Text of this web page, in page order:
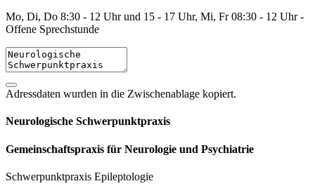
Mo, Di, Do 8:30 - 12 Uhr und 15 - 17 Uhr, Mi, Fr 08:30 - 12 Uhr -
Offene Sprechstunde
Adressdaten wurden in die Zwischenablage kopiert.
Neurologische Schwerpunktpraxis
Gemeinschaftspraxis für Neurologie und Psychiatrie
Schwerpunktpraxis Epileptologie